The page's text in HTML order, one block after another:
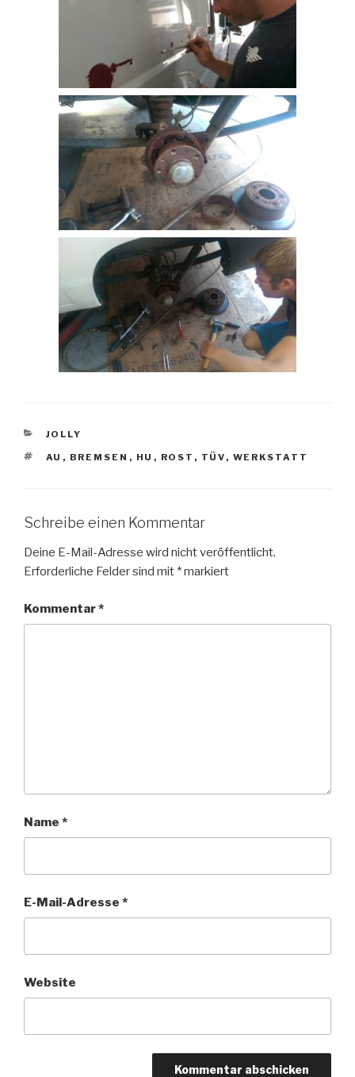
KATEGORIEN
JOLLY
SCHLAGWÖRTER
AU , BREMSEN , HU , ROST , TÜV , WERKSTATT
Schreibe einen Kommentar
Deine E-Mail-Adresse wird nicht veröffentlicht.
Erforderliche Felder sind mit *markiert
Kommentar*
Name *
E-Mail-Adresse *
Website